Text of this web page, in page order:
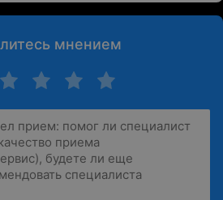
мнением